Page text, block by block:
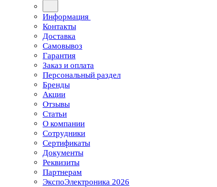
Информация
Контакты
Доставка
Самовывоз
Гарантия
Заказ и оплата
Персональный раздел
Бренды
Акции
Отзывы
Статьи
О компании
Сотрудники
Сертификаты
Документы
Реквизиты
Партнерам
ЭкспоЭлектроника 2026